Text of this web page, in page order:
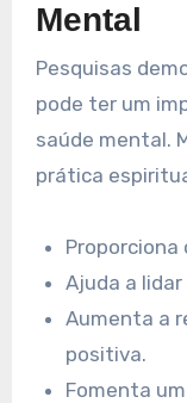
Mental
Pesquisas
pode ter um
saúde mental.
prática
Ajuda a
Aumenta a
positiva.
Fomenta